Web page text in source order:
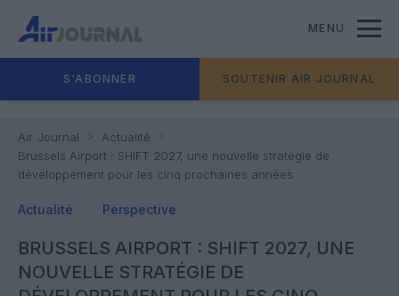
MENU
S'ABONNER SOUTENIR AIR JOURNAL
Air Journal
Actualité
Brussels Airport : SHIFT 2027, une nouvelle stratégie de
développement pour les cinq prochaines années
Actualité Perspective
BRUSSELS AIRPORT : SHIFT 2027, UNE
NOUVELLE STRATÉGIE DE